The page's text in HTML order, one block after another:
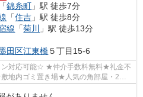
「錦糸町 」駅 徒歩7分
「住吉 」駅 徒歩8分
線 「菊川
」駅 徒歩13分
田区江東橋５丁目15-6
ン対応可能☆ ★仲介手数料無料★礼金不
地内ゴミ置き場★人気の角部屋・2面